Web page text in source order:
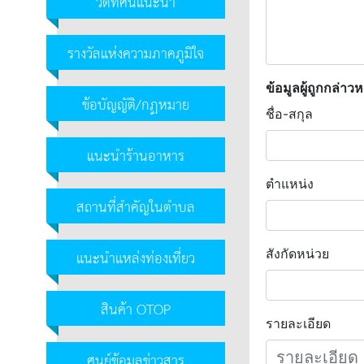
รางวัลแห่งความภาคภูมิใจ
ข้อบัญญัติ/กฏหมาย
แนะนำร้านอาหาร
สถานที่สำคัญในตำบล
แนะนำแหล่งท่องเที่ยว
สินค้า OTOP
ข้อมูลผู้ถูกกล่าวห
ชื่อ-สกุล
ตำแหน่ง
สังกัดหน่วย
รายละเอียด